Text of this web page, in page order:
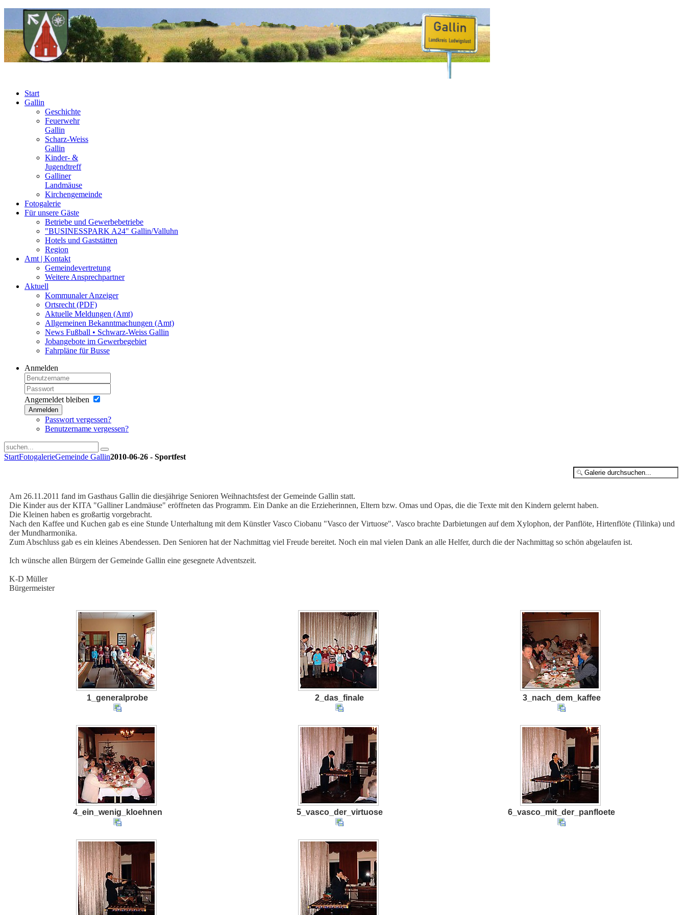
Start
Gallin
Geschichte
Feuerwehr
Gallin
Scharz-Weiss
Gallin
Kinder- &
Jugendtreff
Galliner
Landmäuse
Kirchengemeinde
Fotogalerie
Für unsere Gäste
Betriebe und Gewerbebetriebe
"BUSINESSPARK A24" Gallin/Valluhn
Hotels und Gaststätten
Region
Amt | Kontakt
Gemeindevertretung
Weitere Ansprechpartner
Aktuell
Kommunaler Anzeiger
Ortsrecht (PDF)
Aktuelle Meldungen (Amt)
Allgemeinen Bekanntmachungen (Amt)
News Fußball • Schwarz-Weiss Gallin
Jobangebote im Gewerbegebiet
Fahrpläne für Busse
Anmelden
Angemeldet bleiben
Anmelden
Passwort vergessen?
Benutzername vergessen?
StartFotogalerieGemeinde Gallin2010-06-26 - Sportfest
Am 26.11.2011 fand im Gasthaus Gallin die diesjährige Senioren Weihnachtsfest der Gemeinde Gallin statt.
Die Kinder aus der KITA "Galliner Landmäuse" eröffneten das Programm. Ein Danke an die Erzieherinnen, Eltern bzw. Omas und Opas, die die Texte mit den Kindern gelernt haben.
Die Kleinen haben es großartig vorgebracht.
Nach den Kaffee und Kuchen gab es eine Stunde Unterhaltung mit dem Künstler Vasco Ciobanu "Vasco der Virtuose". Vasco brachte Darbietungen auf dem Xylophon, der Panflöte, Hirtenflöte (Tilinka) und
der Mundharmonika.
Zum Abschluss gab es ein kleines Abendessen. Den Senioren hat der Nachmittag viel Freude bereitet. Noch ein mal vielen Dank an alle Helfer, durch die der Nachmittag so schön abgelaufen ist.
Ich wünsche allen Bürgern der Gemeinde Gallin eine gesegnete Adventszeit.
K-D Müller
Bürgermeister
1_generalprobe 2_das_finale 3_nach_dem_kaffee
4_ein_wenig_kloehnen 5_vasco_der_virtuose 6_vasco_mit_der_panfloete